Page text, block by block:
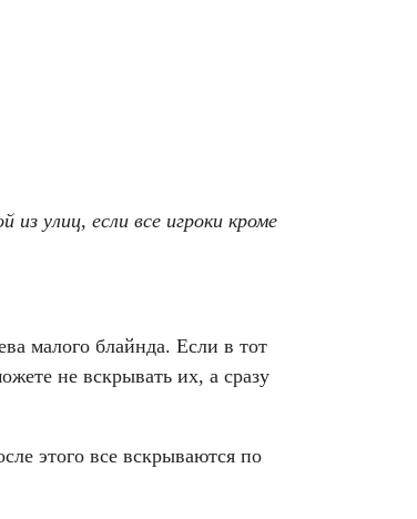
улиц, если все игроки кроме
малого блайнда. Если в тот
не вскрывать их, а сразу
этого все вскрываются по